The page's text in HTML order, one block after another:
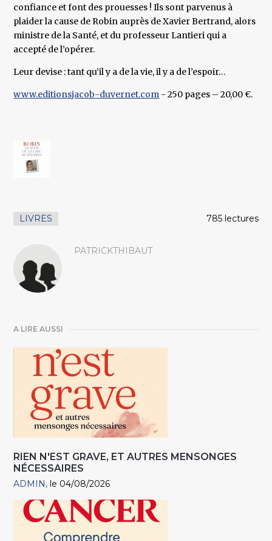
confiance et font des prouesses ! Ils sont parvenus à
plaider la cause de Robin auprès de Xavier Bertrand, alors
ministre de la Santé, et du professeur Lantieri qui a
accepté de l’opérer.
Leur devise : tant qu’il y a de la vie, il y a de l’espoir…
www.editionsjacob-duvernet.com - 250 pages – 20,00 €.
LIVRES 785 lectures
PATRICKTHIBAUT
A LIRE AUSSI
RIEN N'EST GRAVE, ET AUTRES MENSONGES
NÉCESSAIRES
ADMIN le 04/08/2026